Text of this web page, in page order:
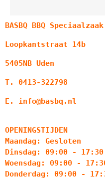
BASBQ BBQ Speciaalzaak
Loopkantstraat 14b
5405NB Uden
T. 0413-322798
E. info@basbq.nl
OPENINGSTIJDEN
Maandag: Gesloten
Dinsdag: 09:00 - 17:30
Woensdag: 09:00 -
Donderdag: 09:00 -